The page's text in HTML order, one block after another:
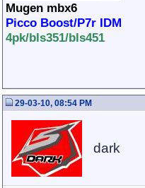
Mugen mbx6
Picco Boost/P7r IDM
4pk/bls351/bls451
29-03-10, 08:54 PM
dark